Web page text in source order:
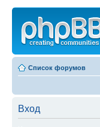
Список форумов
Вход